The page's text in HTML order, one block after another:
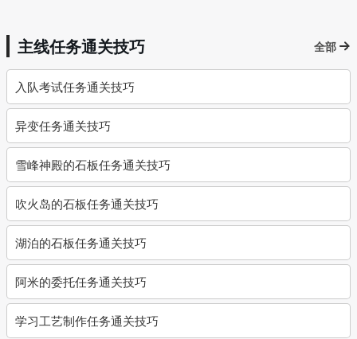
主线任务通关技巧 全部
入队考试任务通关技巧
异变任务通关技巧
雪峰神殿的石板任务通关技巧
吹火岛的石板任务通关技巧
湖泊的石板任务通关技巧
阿米的委托任务通关技巧
学习工艺制作任务通关技巧